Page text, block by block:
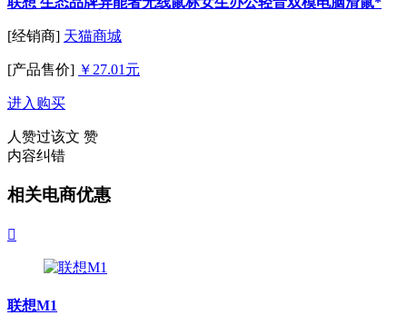
[经销商] 天猫商城
[产品售价] ￥27.01元
进入购买
人赞过该文 赞
内容纠错
相关电商优惠

联想M1